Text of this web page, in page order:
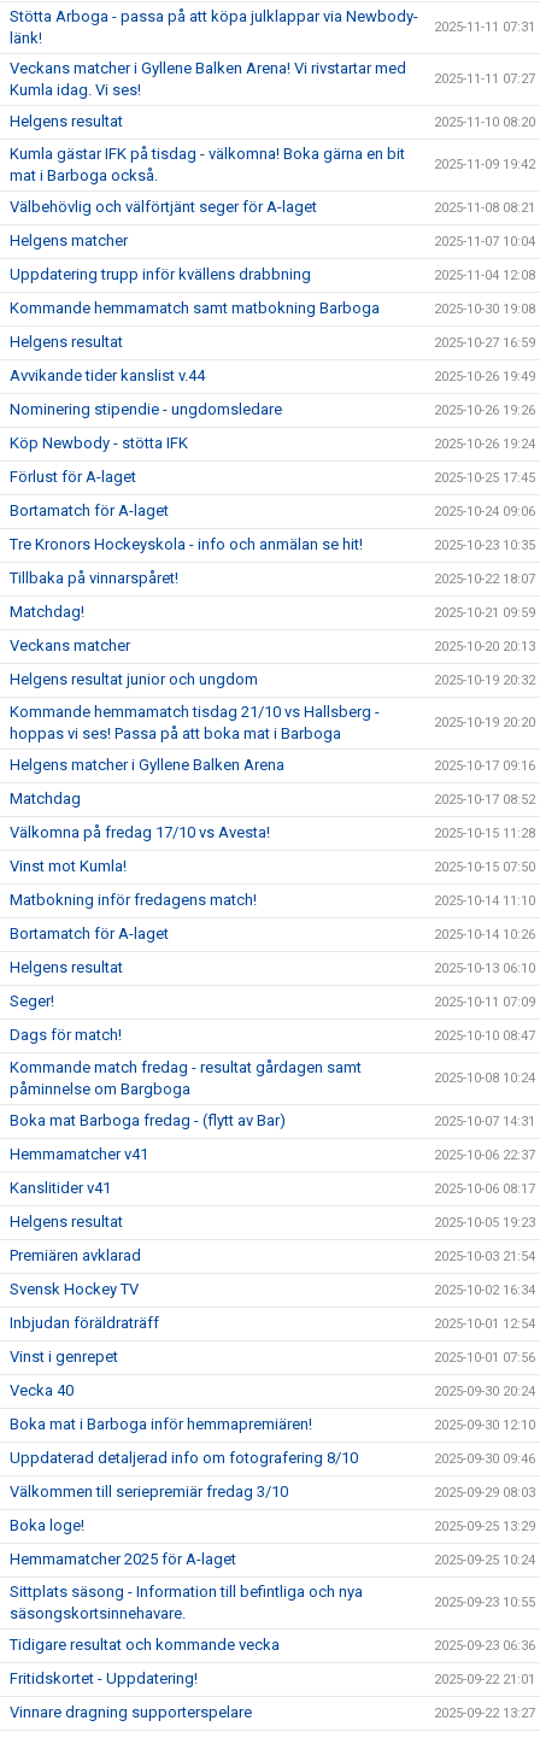
Stötta Arboga - passa på att köpa julklappar via Newbody-
länk!
2025-11-11 07:31
Veckans matcher i Gyllene Balken Arena! Vi rivstartar med
Kumla idag. Vi ses!
2025-11-11 07:27
Helgens resultat 2025-11-10 08:20
Kumla gästar IFK på tisdag - välkomna! Boka gärna en bit
mat i Barboga också.
2025-11-09 19:42
Välbehövlig och välförtjänt seger för A-laget 2025-11-08 08:21
Helgens matcher 2025-11-07 10:04
Uppdatering trupp inför kvällens drabbning 2025-11-04 12:08
Kommande hemmamatch samt matbokning Barboga 2025-10-30 19:08
Helgens resultat 2025-10-27 16:59
Avvikande tider kanslist v.44 2025-10-26 19:49
Nominering stipendie - ungdomsledare 2025-10-26 19:26
Köp Newbody - stötta IFK 2025-10-26 19:24
Förlust för A-laget 2025-10-25 17:45
Bortamatch för A-laget 2025-10-24 09:06
Tre Kronors Hockeyskola - info och anmälan se hit! 2025-10-23 10:35
Tillbaka på vinnarspåret! 2025-10-22 18:07
Matchdag! 2025-10-21 09:59
Veckans matcher 2025-10-20 20:13
Helgens resultat junior och ungdom 2025-10-19 20:32
Kommande hemmamatch tisdag 21/10 vs Hallsberg -
hoppas vi ses! Passa på att boka mat i Barboga
2025-10-19 20:20
Helgens matcher i Gyllene Balken Arena 2025-10-17 09:16
Matchdag 2025-10-17 08:52
Välkomna på fredag 17/10 vs Avesta! 2025-10-15 11:28
Vinst mot Kumla! 2025-10-15 07:50
Matbokning inför fredagens match! 2025-10-14 11:10
Bortamatch för A-laget 2025-10-14 10:26
Helgens resultat 2025-10-13 06:10
Seger! 2025-10-11 07:09
Dags för match! 2025-10-10 08:47
Kommande match fredag - resultat gårdagen samt
påminnelse om Bargboga
2025-10-08 10:24
Boka mat Barboga fredag - (flytt av Bar) 2025-10-07 14:31
Hemmamatcher v41 2025-10-06 22:37
Kanslitider v41 2025-10-06 08:17
Helgens resultat 2025-10-05 19:23
Premiären avklarad 2025-10-03 21:54
Svensk Hockey TV 2025-10-02 16:34
Inbjudan föräldraträff 2025-10-01 12:54
Vinst i genrepet 2025-10-01 07:56
Vecka 40 2025-09-30 20:24
Boka mat i Barboga inför hemmapremiären! 2025-09-30 12:10
Uppdaterad detaljerad info om fotografering 8/10 2025-09-30 09:46
Välkommen till seriepremiär fredag 3/10 2025-09-29 08:03
Boka loge! 2025-09-25 13:29
Hemmamatcher 2025 för A-laget 2025-09-25 10:24
Sittplats säsong - Information till befintliga och nya
säsongskortsinnehavare.
2025-09-23 10:55
Tidigare resultat och kommande vecka 2025-09-23 06:36
Fritidskortet - Uppdatering! 2025-09-22 21:01
Vinnare dragning supporterspelare 2025-09-22 13:27